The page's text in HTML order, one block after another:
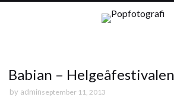
Babian –
by adminseptember 11, 2013